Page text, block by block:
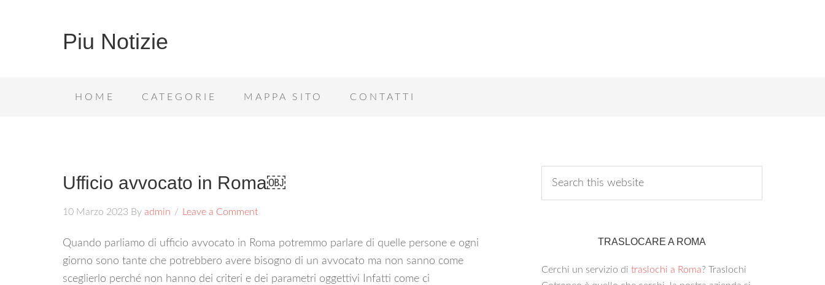
Piu Notizie
HOME CATEGORIE MAPPA SITO CONTATTI
Ufficio avvocato in Roma￼
10 Marzo 2023 By admin Leave a Comment
Quando parliamo di ufficio avvocato in Roma potremmo parlare di quelle persone e ogni
giorno sono tante che potrebbero avere bisogno di un avvocato ma non sanno come
sceglierlo perché non hanno dei criteri e dei parametri oggettivi Infatti come ci
TRASLOCARE A ROMA
Cerchi un servizio di traslochi a Roma? Traslochi